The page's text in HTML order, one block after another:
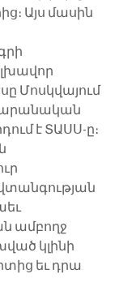
Այս մասին
Մոսկվայում
է ՏԱՍՍ-ը։
ամբողջ
կլինի
եւ դրա